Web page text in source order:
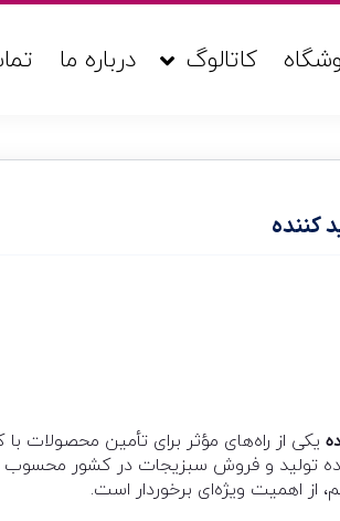
کاتالوگ درباره ما
کننده
یکی از راه‌های مؤثر برای تأمین
تولید و فروش سبزیجات در کشور
از اهمیت ویژه‌ای برخوردار است.